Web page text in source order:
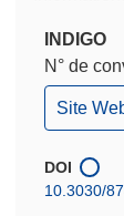
INDIGO
N° de
(s’ouvre
dans
nouvelle
fenêtre)
Site
DOI
10.3030/